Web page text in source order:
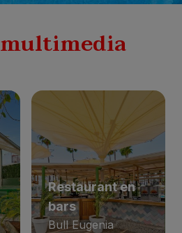
multimedia
Restaurant en
bars
Bull Eugenia